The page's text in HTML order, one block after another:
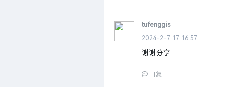
tufenggis
2024-2-7 17:16:57
谢谢分享
回复